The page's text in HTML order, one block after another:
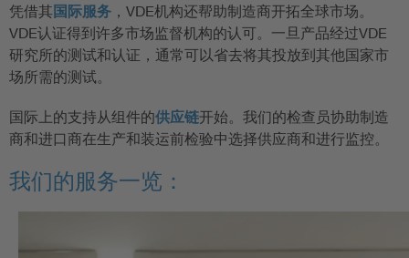
凭借其国际服务 ，VDE机构还帮助制造商开拓全球市场。
VDE认证得到许多市场监督机构的认可。一旦产品经过VDE
研究所的测试和认证，通常可以省去将其投放到其他国家市
场所需的测试。
国际上的支持从组件的供应链开始。我们的检查员协助制造
商和进口商在生产和装运前检验中选择供应商和进行监控。
我们的服务一览：